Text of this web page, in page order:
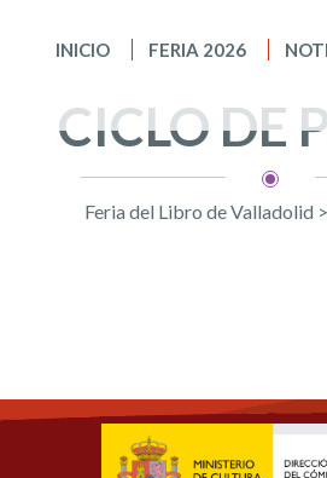
INICIO FERIA 2026
CICLO DE
Feria del Libro de Valladolid >